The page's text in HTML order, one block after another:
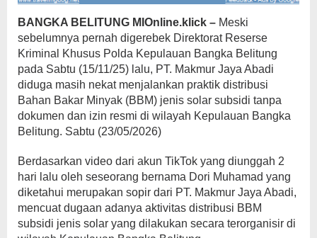
BANGKA BELITUNG MIOnline.klick – Meski
sebelumnya pernah digerebek Direktorat Reserse
Kriminal Khusus Polda Kepulauan Bangka Belitung
pada Sabtu (15/11/25) lalu, PT. Makmur Jaya Abadi
diduga masih nekat menjalankan praktik distribusi
Bahan Bakar Minyak (BBM) jenis solar subsidi tanpa
dokumen dan izin resmi di wilayah Kepulauan Bangka
Belitung. Sabtu (23/05/2026)
Berdasarkan video dari akun TikTok yang diunggah 2
hari lalu oleh seseorang bernama Dori Muhamad yang
diketahui merupakan sopir dari PT. Makmur Jaya Abadi,
mencuat dugaan adanya aktivitas distribusi BBM
subsidi jenis solar yang dilakukan secara terorganisir di